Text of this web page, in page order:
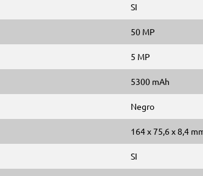
SI
50 MP
5 MP
5300 mAh
Negro
164 x 75,6 x 8,4
SI